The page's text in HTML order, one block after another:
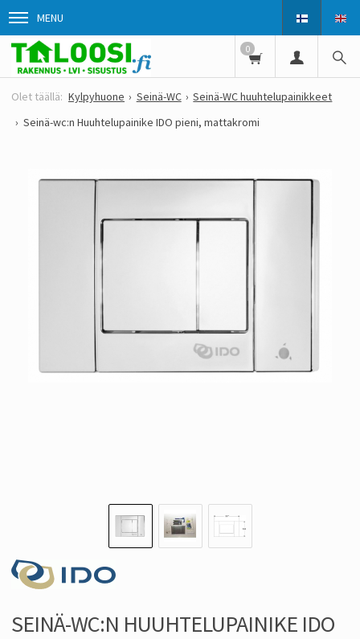
MENU
0
Kylpyhuone Seinä-WC
Seinä-WC huuhtelupainikkeet
Seinä-wc:n Huuhtelupainike IDO pieni, mattakromi
SEINÄ-WC:N HUUHTELUPAINIKE IDO